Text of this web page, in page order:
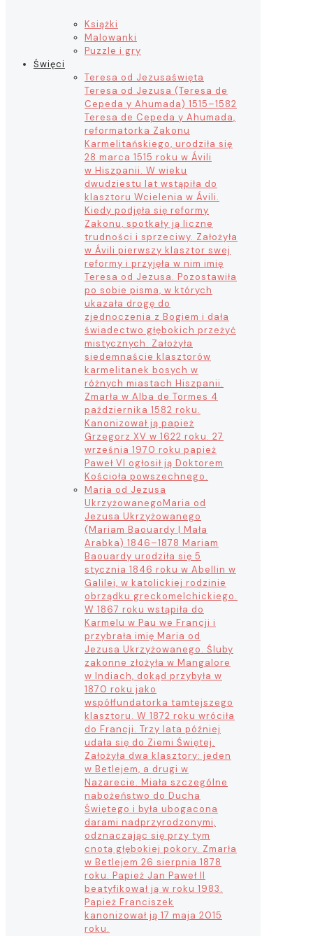
Książki
Malowanki
Puzzle i gry
Święci
Teresa od Jezusaświęta
Teresa od Jezusa (Teresa de
Cepeda y Ahumada) 1515–1582
Teresa de Cepeda y Ahumada,
reformatorka Zakonu
Karmelitańskiego, urodziła się
28 marca 1515 roku w Ávili
w Hiszpanii. W wieku
dwudziestu lat wstąpiła do
klasztoru Wcielenia w Ávili.
Kiedy podjęła się reformy
Zakonu, spotkały ją liczne
trudności i sprzeciwy. Założyła
w Ávili pierwszy klasztor swej
reformy i przyjęła w nim imię
Teresa od Jezusa. Pozostawiła
po sobie pisma, w których
ukazała drogę do
zjednoczenia z Bogiem i dała
świadectwo głębokich przeżyć
mistycznych. Założyła
siedemnaście klasztorów
karmelitanek bosych w
różnych miastach Hiszpanii.
Zmarła w Alba de Tormes 4
października 1582 roku.
Kanonizował ją papież
Grzegorz XV w 1622 roku. 27
września 1970 roku papież
Paweł VI ogłosił ją Doktorem
Kościoła powszechnego.
Maria od Jezusa
UkrzyżowanegoMaria od
Jezusa Ukrzyżowanego
(Mariam Baouardy | Mała
Arabka) 1846–1878 Mariam
Baouardy urodziła się 5
stycznia 1846 roku w Abellin w
Galilei, w katolickiej rodzinie
obrządku greckomelchickiego.
W 1867 roku wstąpiła do
Karmelu w Pau we Francji i
przybrała imię Maria od
Jezusa Ukrzyżowanego. Śluby
zakonne złożyła w Mangalore
w Indiach, dokąd przybyła w
1870 roku jako
współfundatorka tamtejszego
klasztoru. W 1872 roku wróciła
do Francji. Trzy lata później
udała się do Ziemi Świętej.
Założyła dwa klasztory: jeden
w Betlejem, a drugi w
Nazarecie. Miała szczególne
nabożeństwo do Ducha
Świętego i była ubogacona
darami nadprzyrodzonymi,
odznaczając się przy tym
cnotą głębokiej pokory. Zmarła
w Betlejem 26 sierpnia 1878
roku. Papież Jan Paweł II
beatyfikował ją w roku 1983.
Papież Franciszek
kanonizował ją 17 maja 2015
roku.